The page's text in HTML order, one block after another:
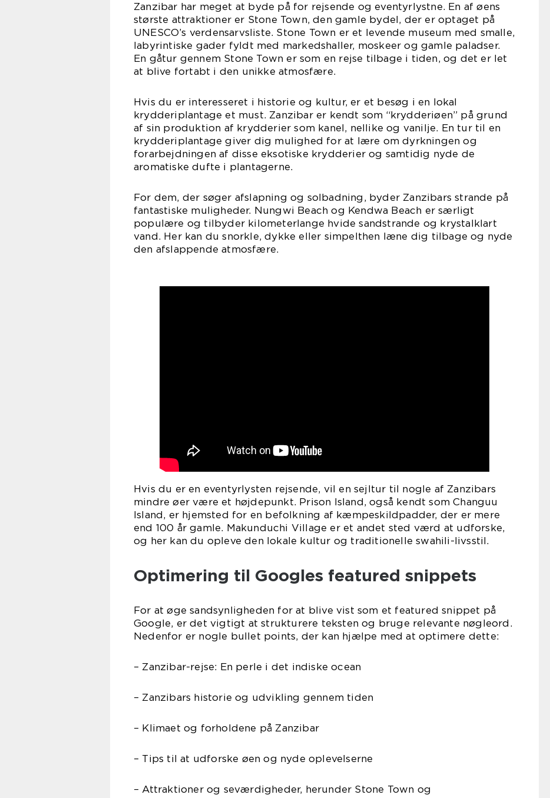
Zanzibar har meget at byde på for rejsende og eventyrlystne. En af øens
største attraktioner er Stone Town, den gamle bydel, der er optaget på
UNESCO’s verdensarvsliste. Stone Town er et levende museum med smalle,
labyrintiske gader fyldt med markedshaller, moskeer og gamle paladser.
En gåtur gennem Stone Town er som en rejse tilbage i tiden, og det er let
at blive fortabt i den unikke atmosfære.
Hvis du er interesseret i historie og kultur, er et besøg i en lokal
krydderiplantage et must. Zanzibar er kendt som “krydderiøen” på grund
af sin produktion af krydderier som kanel, nellike og vanilje. En tur til en
krydderiplantage giver dig mulighed for at lære om dyrkningen og
forarbejdningen af disse eksotiske krydderier og samtidig nyde de
aromatiske dufte i plantagerne.
For dem, der søger afslapning og solbadning, byder Zanzibars strande på
fantastiske muligheder. Nungwi Beach og Kendwa Beach er særligt
populære og tilbyder kilometerlange hvide sandstrande og krystalklart
vand. Her kan du snorkle, dykke eller simpelthen læne dig tilbage og nyde
den afslappende atmosfære.
Hvis du er en eventyrlysten rejsende, vil en sejltur til nogle af Zanzibars
mindre øer være et højdepunkt. Prison Island, også kendt som Changuu
Island, er hjemsted for en befolkning af kæmpeskildpadder, der er mere
end 100 år gamle. Makunduchi Village er et andet sted værd at udforske,
og her kan du opleve den lokale kultur og traditionelle swahili-livsstil.
Optimering til Googles featured snippets
For at øge sandsynligheden for at blive vist som et featured snippet på
Google, er det vigtigt at strukturere teksten og bruge relevante nøgleord.
Nedenfor er nogle bullet points, der kan hjælpe med at optimere dette:
– Zanzibar-rejse: En perle i det indiske ocean
– Zanzibars historie og udvikling gennem tiden
– Klimaet og forholdene på Zanzibar
– Tips til at udforske øen og nyde oplevelserne
– Attraktioner og seværdigheder, herunder Stone Town og